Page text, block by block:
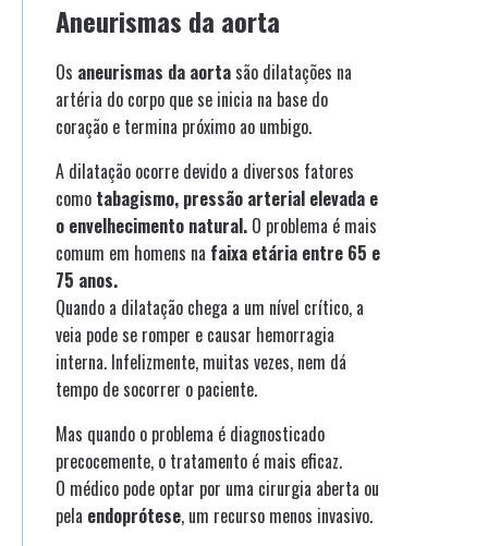
Aneurismas da aorta
Os aneurismas da aorta são dilatações na
artéria do corpo que se inicia na base do
coração e termina próximo ao umbigo.
A dilatação ocorre devido a diversos fatores
como tabagismo, pressão arterial elevada e
o envelhecimento natural. O problema é mais
comum em homens na faixa etária entre 65 e
75 anos.
Quando a dilatação chega a um nível crítico, a
veia pode se romper e causar hemorragia
interna. Infelizmente, muitas vezes, nem dá
tempo de socorrer o paciente.
Mas quando o problema é diagnosticado
precocemente, o tratamento é mais eficaz.
O médico pode optar por uma cirurgia aberta ou
pela endoprótese, um recurso menos invasivo.